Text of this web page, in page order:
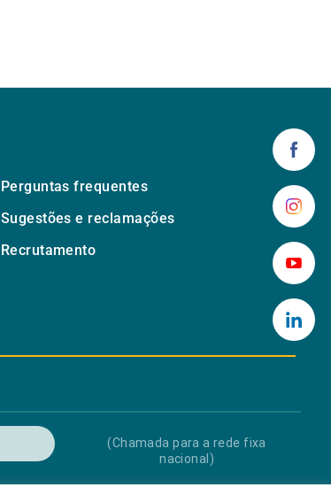
Perguntas frequentes
Sugestões e reclamações
Recrutamento
(Chamada para a rede fixa
nacional)